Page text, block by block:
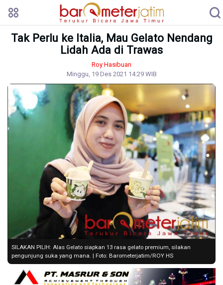
Tak Perlu ke Italia, Mau Gelato Nendang
Lidah Ada di Trawas
Roy Hasibuan
Minggu, 19 Des 2021 14:29 WIB
SILAKAN PILIH: Alas Gelato siapkan 13 rasa gelato premium, silakan
pengunjung suka yang mana. | Foto: Barometerjatim/ROY HS